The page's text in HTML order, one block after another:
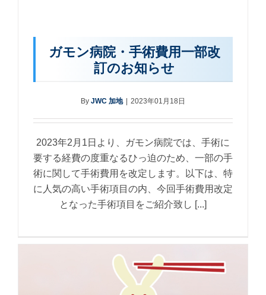
ガモン病院・手術費用一部改
訂のお知らせ
By JWC 加地 | 2023年01月18日
2023年2月1日より、ガモン病院では、手術に
要する経費の度重なるひっ迫のため、一部の手
術に関して手術費用を改定します。以下は、特
に人気の高い手術項目の内、今回手術費用改定
となった手術項目をご紹介致し [...]